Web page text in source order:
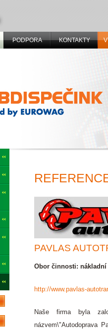
PODPORA KONTAKTY
PAVLAS
Obor činnosti:
http://www.pavlas-
Naše firma byla
názvem\"Autodoprava